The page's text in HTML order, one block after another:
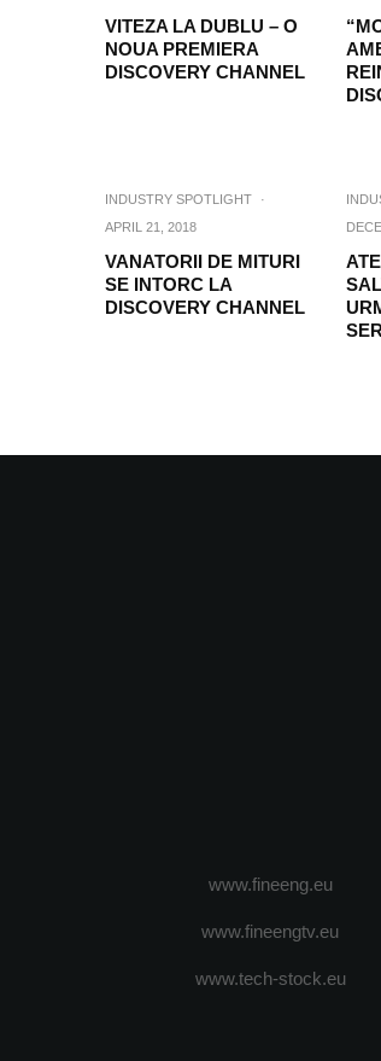
VITEZA LA DUBLU – O
NOUA PREMIERA
DISCOVERY CHANNEL
INDUSTRY SPOTLIGHT
·
APRIL 21, 2018
VANATORII DE MITURI
SE INTORC LA
DISCOVERY CHANNEL
www.fineeng.eu
www.fineengtv.eu
www.tech-stock.eu